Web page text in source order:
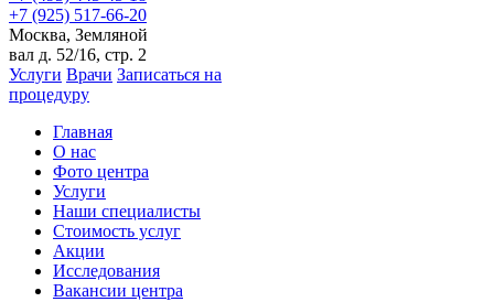
+7 (925) 517-66-20
Москва, Земляной
вал д. 52/16, стр. 2
Услуги Врачи Записаться на
процедуру
Главная
О нас
Фото центра
Услуги
Наши специалисты
Стоимость услуг
Акции
Исследования
Вакансии центра